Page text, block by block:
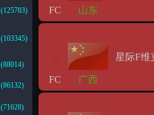
(125783)
(103345)
(88014)
(86132)
(71628)
FC 山东
星际F维
FC 广西